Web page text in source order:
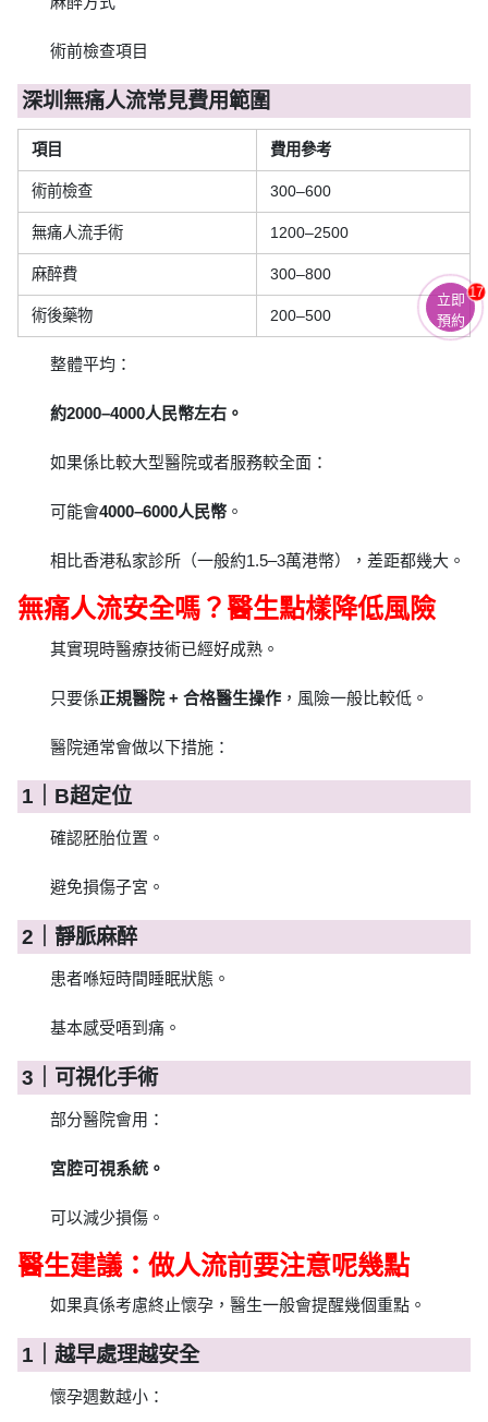
術前檢查項目
深圳無痛人流常見費用範圍
項目 費用參考
術前檢查 300–600
無痛人流手術 1200–2500
麻醉費 300–800
術後藥物 200–500
整體平均：
約2000–4000人民幣左右。
如果係比較大型醫院或者服務較全面：
可能會4000–6000人民幣 。
相比香港私家診所（一般約1.5–3萬港幣），差距都幾大。
無痛人流安全嗎？醫生點樣降低風險
其實現時醫療技術已經好成熟。
只要係正規醫院 + 合格醫生操作 ，風險一般比較低。
醫院通常會做以下措施：
1｜B超定位
確認胚胎位置。
避免損傷子宮。
2｜靜脈麻醉
患者喺短時間睡眠狀態。
基本感受唔到痛。
3｜可視化手術
部分醫院會用：
宮腔可視系統。
可以減少損傷。
醫生建議：做人流前要注意呢幾點
如果真係考慮終止懷孕，醫生一般會提醒幾個重點。
1｜越早處理越安全
懷孕週數越小：
立即
預約
17